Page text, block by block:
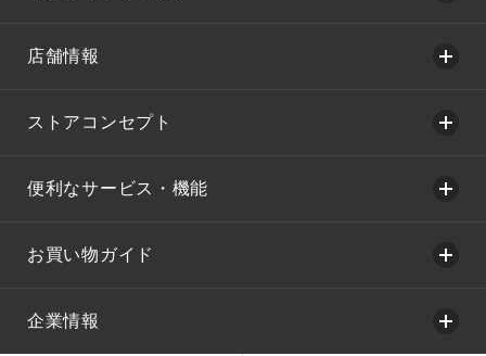
店舗情報
ストアコンセプト
便利なサービス・機能
お買い物ガイド
企業情報